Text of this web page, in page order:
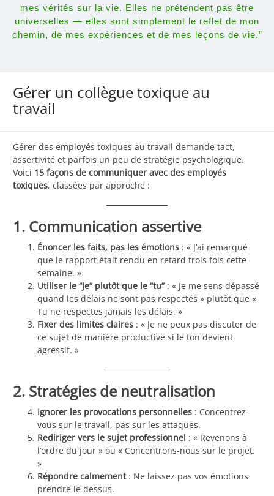
mes vérités sur la vie. Elles ne prétendent pas être
universelles — elles sont simplement le reflet de mon
chemin, de mes expériences et de mes leçons de vie.”
Gérer un collègue toxique au
travail
Gérer des employés toxiques au travail demande tact,
assertivité et parfois un peu de stratégie psychologique.
Voici 15 façons de communiquer avec des employés
toxiques, classées par approche :
1. Communication assertive
Énoncer les faits, pas les émotions : « J’ai remarqué
que le rapport était rendu en retard trois fois cette
semaine. »
Utiliser le “je” plutôt que le “tu” : « Je me sens dépassé
quand les délais ne sont pas respectés » plutôt que «
Tu ne respectes jamais les délais. »
Fixer des limites claires : « Je ne peux pas discuter de
ce sujet de manière productive si le ton devient
agressif. »
2. Stratégies de neutralisation
Ignorer les provocations personnelles : Concentrez-
vous sur le travail, pas sur les attaques.
Rediriger vers le sujet professionnel : « Revenons à
l’ordre du jour » ou « Concentrons-nous sur le projet.
»
Répondre calmement: Ne laissez pas vos émotions
prendre le dessus.